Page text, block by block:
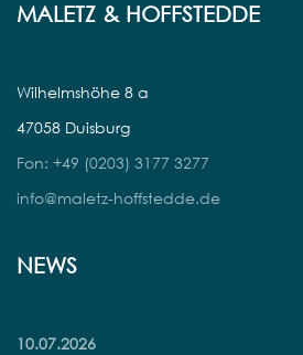
MALETZ & HOFFSTEDDE
Wilhelmshöhe 8 a
47058 Duisburg
Fon: +49 (0203) 3177 3277
info@maletz-hoffstedde.de
NEWS
10.07.2026